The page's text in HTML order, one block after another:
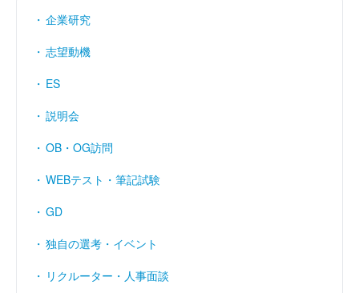
企業研究
志望動機
ES
説明会
OB・OG訪問
WEBテスト・筆記試験
GD
独自の選考・イベント
リクルーター・人事面談